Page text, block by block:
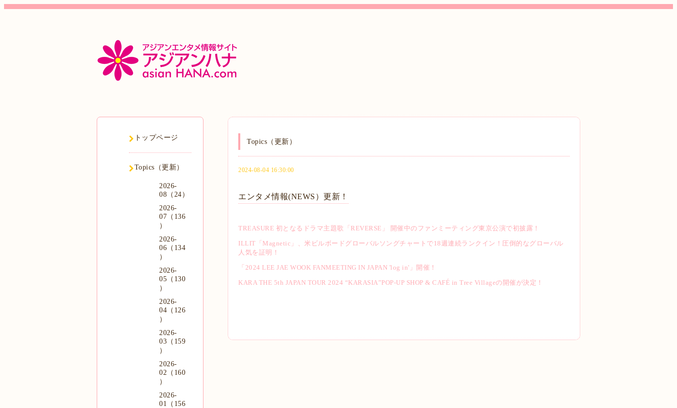
Topics（更新）
2024-08-04 16:30:00
エンタメ情報(NEWS）更新！
TREASURE 初となるドラマ主題歌「REVERSE」 開催中のファンミーティング東京公演で初披露！
ILLIT「Magnetic」、米ビルボードグローバルソングチャートで18週連続ランクイン！圧倒的なグローバル
人気を証明！
「2024 LEE JAE WOOK FANMEETING IN JAPAN 'log in'」開催！
KARA THE 5th JAPAN TOUR 2024 “KARASIA”POP-UP SHOP & CAFÉ in Tree Villageの開催が決定！
トップページ
Topics（更新）
2026-
08（24）
2026-
07（136
）
2026-
06（134
）
2026-
05（130
）
2026-
04（126
）
2026-
03（159
）
2026-
02（160
）
2026-
01（156